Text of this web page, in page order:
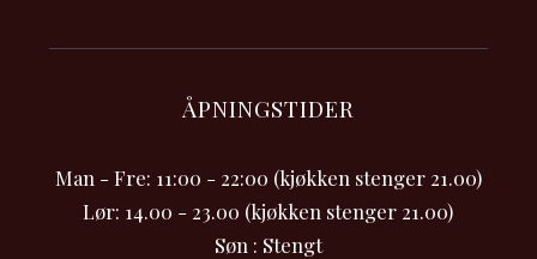
ÅPNINGSTIDER
Man - Fre: 11:00 - 22:00 (kjøkken stenger 21.00)
Lør: 14.00 - 23.00 (kjøkken stenger 21.00)
Søn : Stengt